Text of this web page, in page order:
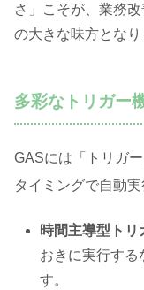
さ」こそが、業務
の大きな味方となり
多彩なトリガー
GASには「トリガ
タイミングで自動
時間主導型トリ
おきに実行する
す。